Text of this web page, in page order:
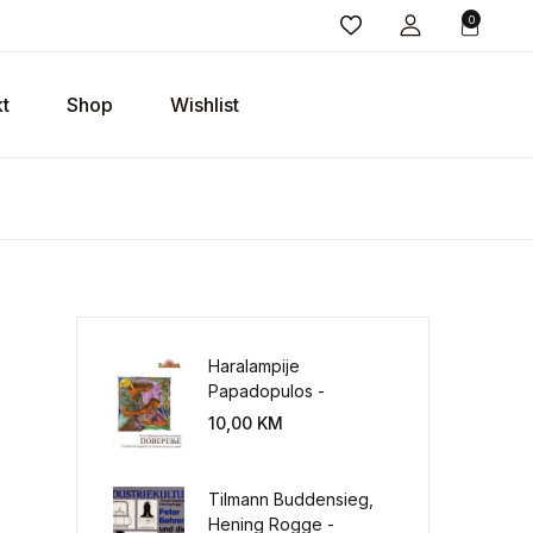
0
Shop Wishlist
Haralampije
Papadopulos -
Poverenje: sloboda od
10,00 KM
Tilmann Buddensieg,
Hening Rogge -